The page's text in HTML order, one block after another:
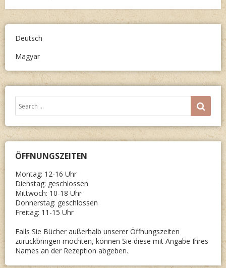
Deutsch
Magyar
Search
for:
ÖFFNUNGSZEITEN
Montag: 12-16 Uhr
Dienstag: geschlossen
Mittwoch: 10-18 Uhr
Donnerstag: geschlossen
Freitag: 11-15 Uhr
Falls Sie Bücher außerhalb unserer Öffnungszeiten
zurückbringen möchten, können Sie diese mit Angabe Ihres
Names an der Rezeption abgeben.